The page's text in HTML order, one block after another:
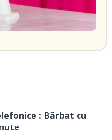
: Bărbat cu